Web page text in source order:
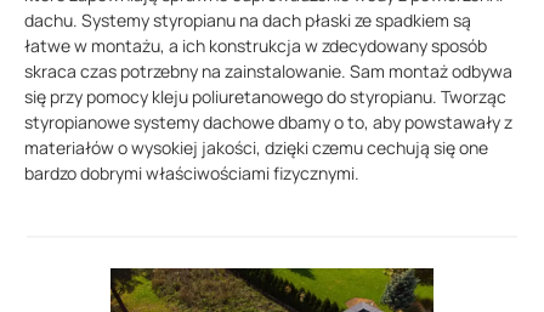
dachu. Systemy styropianu na dach płaski ze spadkiem są
łatwe w montażu, a ich konstrukcja w zdecydowany sposób
skraca czas potrzebny na zainstalowanie. Sam montaż odbywa
się przy pomocy kleju poliuretanowego do styropianu. Tworząc
styropianowe systemy dachowe dbamy o to, aby powstawały z
materiałów o wysokiej jakości, dzięki czemu cechują się one
bardzo dobrymi właściwościami fizycznymi.